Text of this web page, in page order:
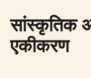
सांस्कृतिक
एकीकरण